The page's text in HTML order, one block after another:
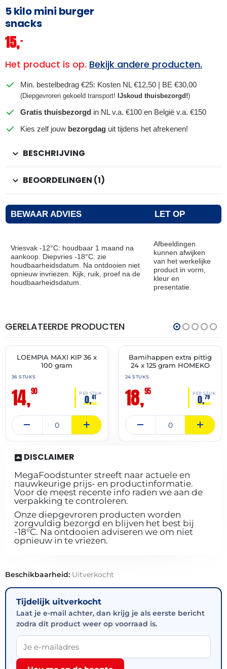
5 kilo mini burger
snacks
15,–
Het product is op. Bekijk andere producten.
Min. bestelbedrag €25: Kosten NL €12,50 | BE €30,00
(Diepgevroren gekoeld transport! IJskoud thuisbezorgd!)
Gratis thuisbezorgd in NL v.a. €100 en België v.a. €150
Kies zelf jouw bezorgdag uit tijdens het afrekenen!
BESCHRIJVING
BEOORDELINGEN (1)
BEWAAR ADVIES LET OP
Vriesvak -12°C: houdbaar 1 maand na
aankoop. Diepvries -18°C: zie
houdbaarheidsdatum. Na ontdooien niet
opnieuw invriezen. Kijk, ruik, proef na de
houdbaarheidsdatum.
Afbeeldingen
kunnen afwijken
van het werkelijke
product in vorm,
kleur en
presentatie.
GERELATEERDE PRODUCTEN
🔥 OP=OP
THT:
19-
LOEMPIA MAXI KIP 36 x
100 gram
36 STUKS
14,90 PER STUK
0,41
✓ VAST ASSORTIMENT
Bamihappen extra pittig
24 x 125 gram HOMEKO
24 STUKS
18,95 PER STUK
0,79
DISCLAIMER
MegaFoodstunter streeft naar actuele en
nauwkeurige prijs- en productinformatie.
Voor de meest recente info raden we aan de
verpakking te controleren.
Onze diepgevroren producten worden
zorgvuldig bezorgd en blijven het best bij
-18°C. Na ontdooien adviseren we om niet
opnieuw in te vriezen.
Beschikbaarheid: Uitverkocht
Tijdelijk uitverkocht
Laat je e-mail achter, dan krijg je als eerste bericht
zodra dit product weer op voorraad is.